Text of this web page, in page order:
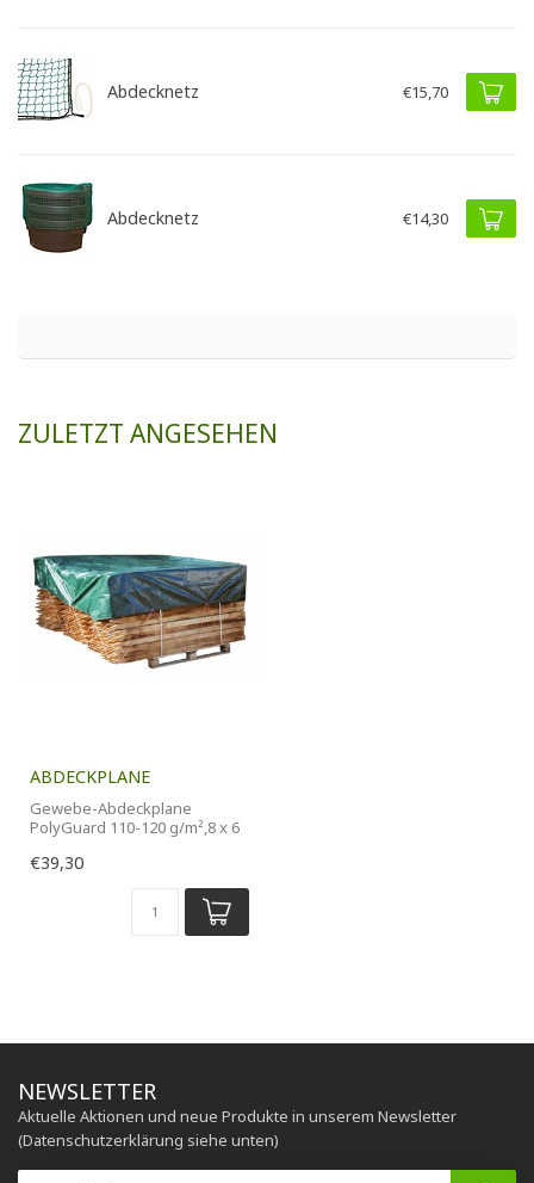
Abdecknetz €15,70
Abdecknetz €14,30
ZULETZT ANGESEHEN
ABDECKPLANE
Gewebe-Abdeckplane
PolyGuard 110-120 g/m²,8 x 6
€39,30
NEWSLETTER
Aktuelle Aktionen und neue Produkte in unserem Newsletter
(Datenschutzerklärung siehe unten)